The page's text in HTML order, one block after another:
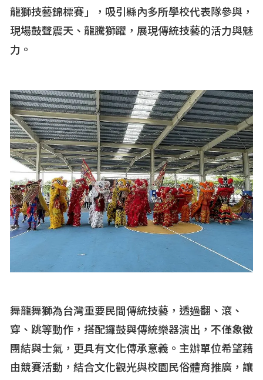
龍獅技藝錦標賽」，吸引縣內多所學校代表隊參與，
現場鼓聲震天、龍騰獅躍，展現傳統技藝的活力與魅
力。
舞龍舞獅為台灣重要民間傳統技藝，透過翻、滾、
穿、跳等動作，搭配鑼鼓與傳統樂器演出，不僅象徵
團結與士氣，更具有文化傳承意義。主辦單位希望藉
由競賽活動，結合文化觀光與校園民俗體育推廣，讓